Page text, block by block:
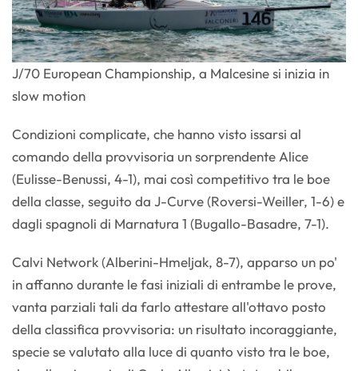
J/70 European Championship, a Malcesine si inizia in
slow motion
Condizioni complicate, che hanno visto issarsi al
comando della provvisoria un sorprendente Alice
(Eulisse-Benussi, 4-1), mai così competitivo tra le boe
della classe, seguito da J-Curve (Roversi-Weiller, 1-6) e
dagli spagnoli di Marnatura 1 (Bugallo-Basadre, 7-1).
Calvi Network (Alberini-Hmeljak, 8-7), apparso un po'
in affanno durante le fasi iniziali di entrambe le prove,
vanta parziali tali da farlo attestare all'ottavo posto
della classifica provvisoria: un risultato incoraggiante,
specie se valutato alla luce di quanto visto tra le boe,